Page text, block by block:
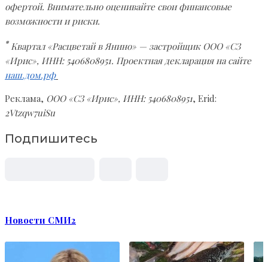
офертой. Внимательно оценивайте свои финансовые
возможности и риски.
*Квартал «Расцветай в Янино» — застройщик ООО «СЗ
«Ирис», ИНН: 5406808951. Проектная декларация на сайте
наш.дом.рф
Реклама, ООО «СЗ «Ирис», ИНН: 5406808951, Erid:
2Vtzqw7uiSu
Подпишитесь
Новости СМИ2